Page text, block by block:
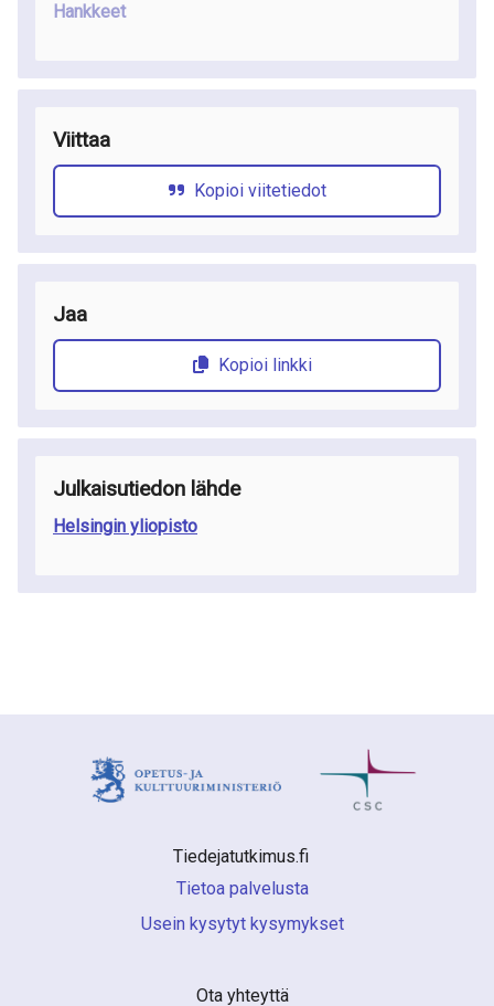
Hankkeet
Viittaa
Kopioi viitetiedot
Jaa
Kopioi linkki
Julkaisutiedon lähde
Helsingin yliopisto
Tiedejatutkimus.fi
Tietoa palvelusta
Usein kysytyt kysymykset
Ota yhteyttä